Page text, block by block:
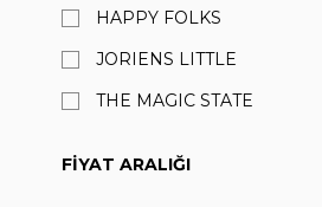
HAPPY FOLKS
JORIENS LITTLE
THE MAGIC STATE
FIYAT ARALIĞI